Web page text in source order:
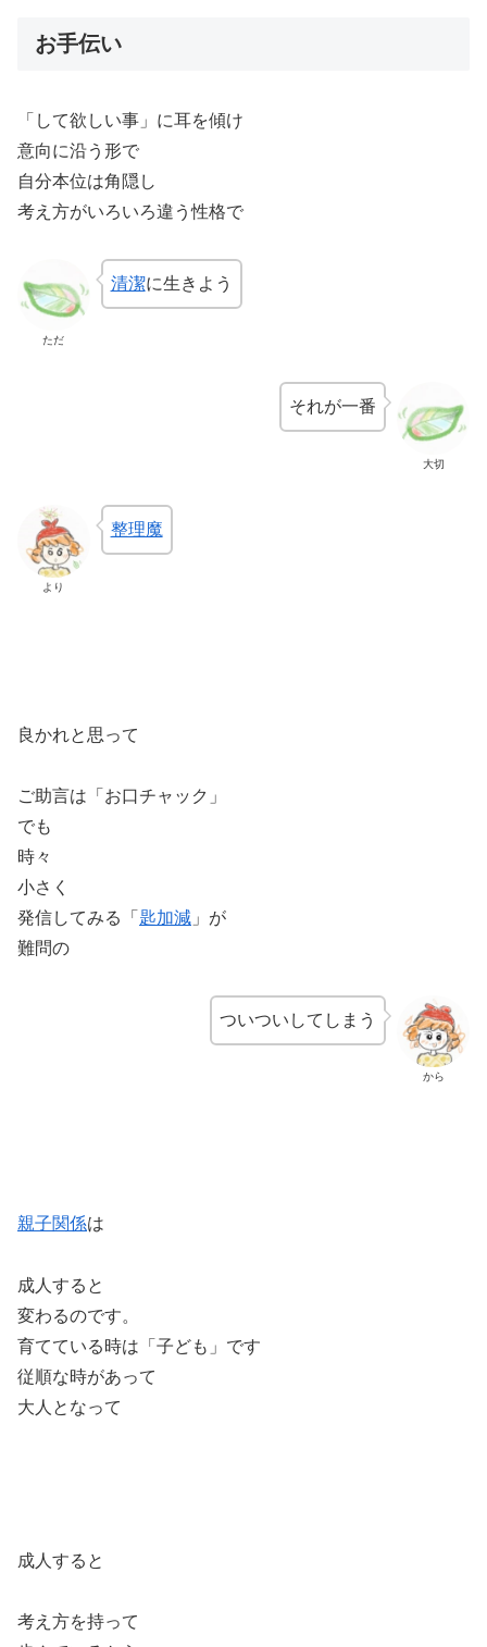
お手伝い
「して欲しい事」に耳を傾け
意向に沿う形で
自分本位は角隠し
考え方がいろいろ違う性格で
ただ
清潔に生きよう
大切
それが一番
より
整理魔
良かれと思って
ご助言は「お口チャック」
でも
時々
小さく
発信してみる「 匙加減 」が
難問の
から
ついついしてしまう
親子関係は
成人すると
変わるのです。
育てている時は「子ども」です
従順な時があって
大人となって
成人すると
考え方を持って